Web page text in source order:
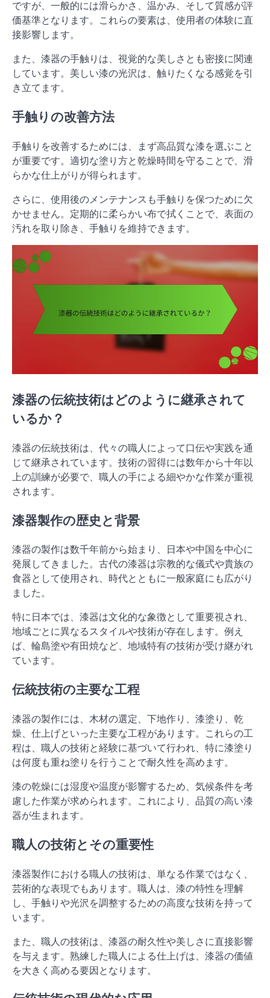
ですが、一般的には滑らかさ、温かみ、そして質感が評
価基準となります。これらの要素は、使用者の体験に直
接影響します。
また、漆器の手触りは、視覚的な美しさとも密接に関連
しています。美しい漆の光沢は、触りたくなる感覚を引
き立てます。
手触りの改善方法
手触りを改善するためには、まず高品質な漆を選ぶこと
が重要です。適切な塗り方と乾燥時間を守ることで、滑
らかな仕上がりが得られます。
さらに、使用後のメンテナンスも手触りを保つために欠
かせません。定期的に柔らかい布で拭くことで、表面の
汚れを取り除き、手触りを維持できます。
漆器の伝統技術はどのように継承されて
いるか？
漆器の伝統技術は、代々の職人によって口伝や実践を通
じて継承されています。技術の習得には数年から十年以
上の訓練が必要で、職人の手による細やかな作業が重視
されます。
漆器製作の歴史と背景
漆器の製作は数千年前から始まり、日本や中国を中心に
発展してきました。古代の漆器は宗教的な儀式や貴族の
食器として使用され、時代とともに一般家庭にも広がり
ました。
特に日本では、漆器は文化的な象徴として重要視され、
地域ごとに異なるスタイルや技術が存在します。例え
ば、輪島塗や有田焼など、地域特有の技術が受け継がれ
ています。
伝統技術の主要な工程
漆器の製作には、木材の選定、下地作り、漆塗り、乾
燥、仕上げといった主要な工程があります。これらの工
程は、職人の技術と経験に基づいて行われ、特に漆塗り
は何度も重ね塗りを行うことで耐久性を高めます。
漆の乾燥には湿度や温度が影響するため、気候条件を考
慮した作業が求められます。これにより、品質の高い漆
器が生まれます。
職人の技術とその重要性
漆器製作における職人の技術は、単なる作業ではなく、
芸術的な表現でもあります。職人は、漆の特性を理解
し、手触りや光沢を調整するための高度な技術を持って
います。
また、職人の技術は、漆器の耐久性や美しさに直接影響
を与えます。熟練した職人による仕上げは、漆器の価値
を大きく高める要因となります。